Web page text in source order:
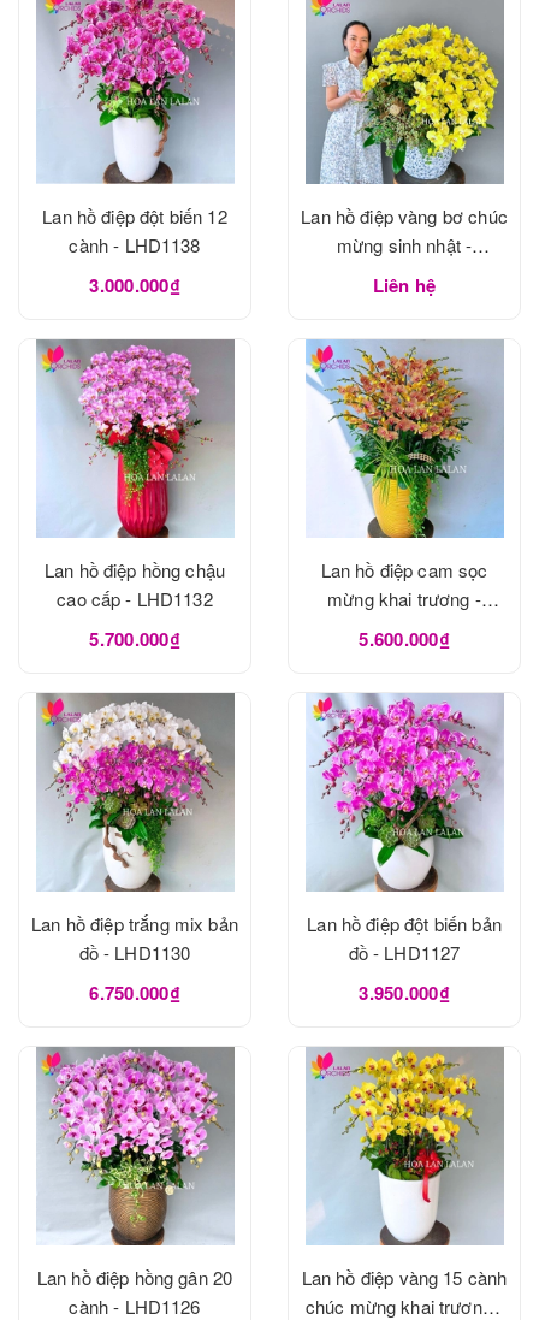
Lan hồ điệp đột biến 12
cành - LHD1138
3.000.000₫
Lan hồ điệp vàng bơ chúc
mừng sinh nhật -
LHD1133
Liên hệ
Lan hồ điệp hồng chậu
cao cấp - LHD1132
5.700.000₫
Lan hồ điệp cam sọc
mừng khai trương -
LHD1131
5.600.000₫
Lan hồ điệp trắng mix bản
đồ - LHD1130
6.750.000₫
Lan hồ điệp đột biến bản
đồ - LHD1127
3.950.000₫
Lan hồ điệp hồng gân 20
cành - LHD1126
Lan hồ điệp vàng 15 cành
chúc mừng khai trương -